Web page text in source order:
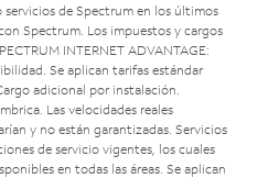
de Spectrum en los últimos
Spectrum. Los impuestos y cargos
INTERNET ADVANTAGE:
Se aplican tarifas estándar
adicional por instalación.
Las velocidades reales
y no están garantizadas. Servicios
de servicio vigentes, los cuales
en todas las áreas. Se aplican